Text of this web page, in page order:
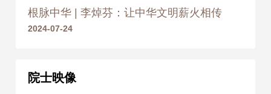
2020年
2020年
根脉中华 | 李焯芬：让中华文明薪火相传
2024-07-24
院士映像